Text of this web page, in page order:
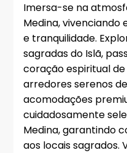
Imersa-se na
Medina,
e tranquilidade.
sagradas do Islã,
coração espiritual
arredores serenos
acomodações
cuidadosamente
Medina, garantindo
aos locais sagrados.